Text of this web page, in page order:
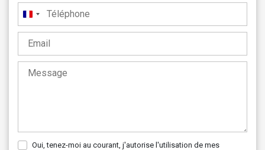
France
+33
Oui, tenez-moi au courant, j'autorise l'utilisation de mes